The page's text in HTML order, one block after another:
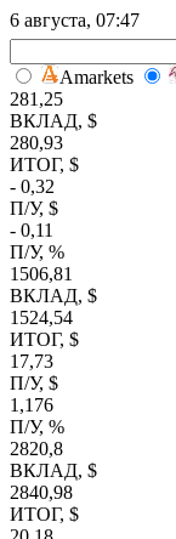
6 августа, 07:47
Amarkets
281,25
ВКЛАД, $
280,93
ИТОГ, $
- 0,32
П/У, $
- 0,11
П/У, %
1506,81
ВКЛАД, $
1524,54
ИТОГ, $
17,73
П/У, $
1,176
П/У, %
2820,8
ВКЛАД, $
2840,98
ИТОГ, $